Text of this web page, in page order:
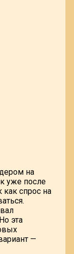
на
уже после
как спрос на
эта
—